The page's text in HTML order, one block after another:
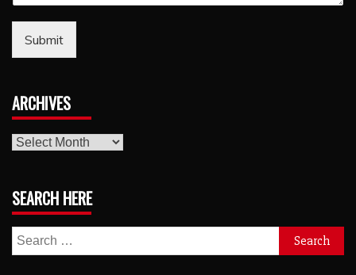
Submit
ARCHIVES
archives
SEARCH HERE
Search
for: